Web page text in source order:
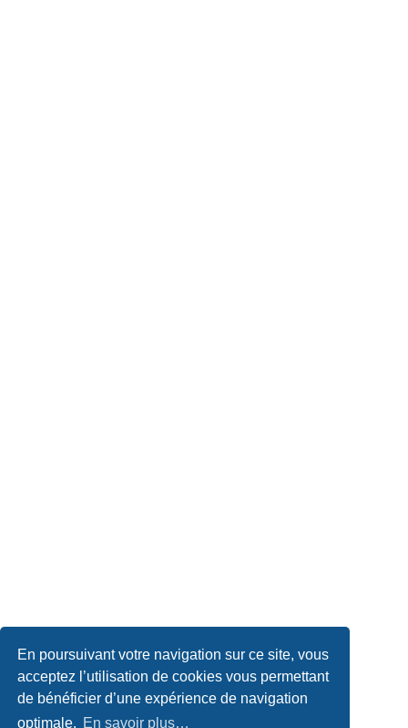
En poursuivant votre navigation sur ce site, vous
acceptez l’utilisation de cookies vous permettant
de bénéficier d’une expérience de navigation
optimale. En savoir plus…